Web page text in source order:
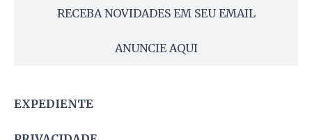
RECEBA NOVIDADES EM SEU EMAIL
ANUNCIE AQUI
EXPEDIENTE